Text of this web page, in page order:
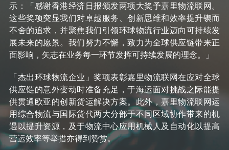
示：「感谢香港经济日报颁发两项大奖予嘉里物流联网。
这些奖项突显我们对卓越服务、创新思维和效率提升锲而
不舍的追求，并聚焦我们引领环球物流行业迈向可持续发
展未来的愿景。我们努力不懈，致力为全球供应链带来正
面影响，矢志在业务每一环节发挥可持续发展的理念。」
「杰出环球物流企业」奖项表彰嘉里物流联网在应对全球
供应链的意外变动时准备充足，于海运面对挑战之际能提
供贯通欧亚的创新货运解决方案。此外，嘉里物流联网运
用综合物流与国际货代两大分部于不同区域协作带来的机
遇以提升资源，及于物流中心应用机械人及自动化以提高
营运效率等举措亦得到赞赏。